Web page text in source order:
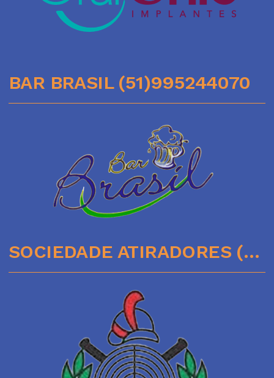
BAR BRASIL (51)995244070
SOCIEDADE ATIRADORES (51)35641136